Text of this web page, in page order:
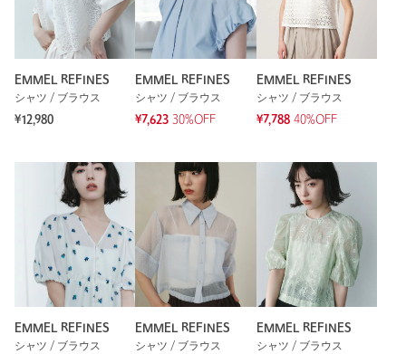
EMMEL REFINES
シャツ / ブラウス
¥12,980
EMMEL REFINES
シャツ / ブラウス
¥7,623 30%OFF
EMMEL REFINES
シャツ / ブラウス
¥7,788 40%OFF
EMMEL REFINES
シャツ / ブラウス
EMMEL REFINES
シャツ / ブラウス
EMMEL REFINES
シャツ / ブラウス